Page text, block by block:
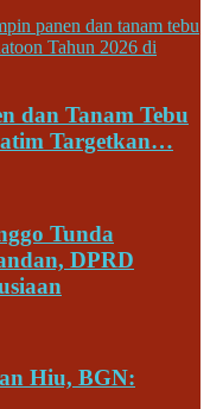
dan Tanam Tebu
Targetkan…
Tunda
DPRD
Hiu, BGN: